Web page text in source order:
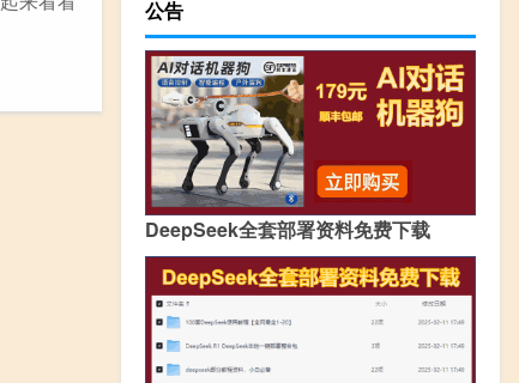
公告
DeepSeek全套部署资料免费下载